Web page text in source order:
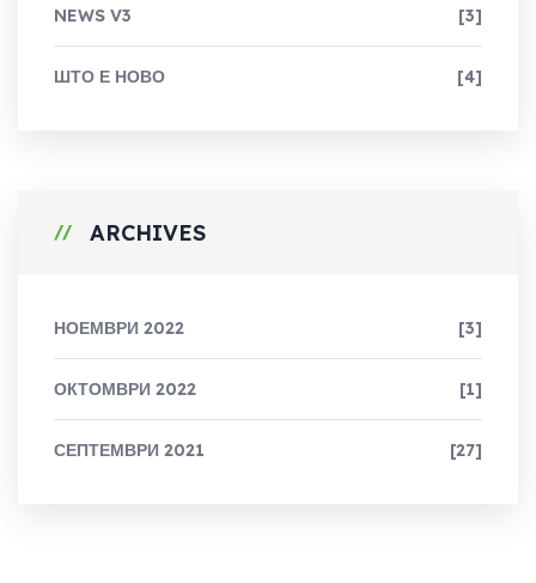
NEWS V3 [3]
ШТО Е НОВО [4]
ARCHIVES
НОЕМВРИ 2022 [3]
ОКТОМВРИ 2022 [1]
СЕПТЕМВРИ 2021 [27]